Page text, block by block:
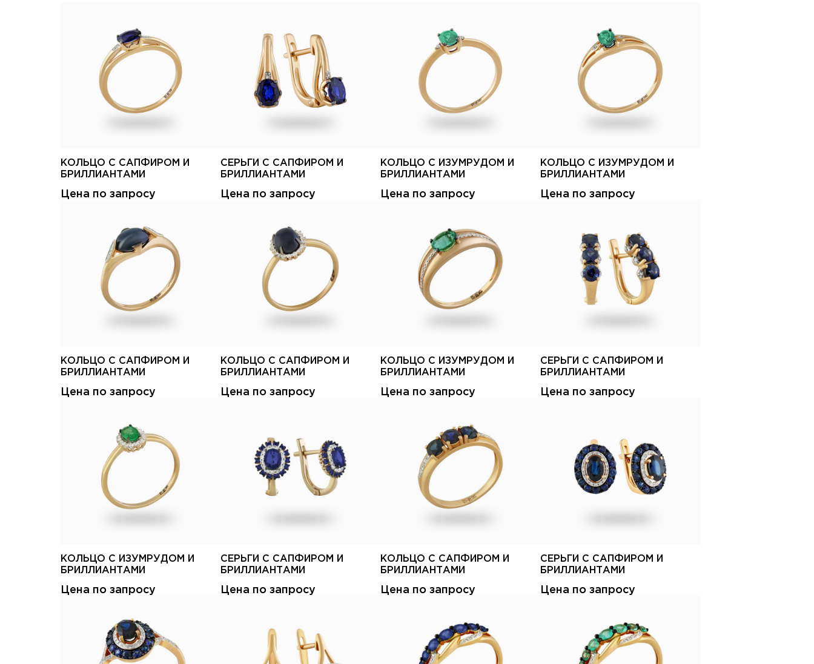
КОЛЬЦО С САПФИРОМ И
БРИЛЛИАНТАМИ
Цена по запросу
СЕРЬГИ С САПФИРОМ И
БРИЛЛИАНТАМИ
Цена по запросу
КОЛЬЦО С ИЗУМРУДОМ И
БРИЛЛИАНТАМИ
Цена по запросу
КОЛЬЦО С ИЗУМРУДОМ И
БРИЛЛИАНТАМИ
Цена по запросу
КОЛЬЦО С САПФИРОМ И
БРИЛЛИАНТАМИ
Цена по запросу
КОЛЬЦО С САПФИРОМ И
БРИЛЛИАНТАМИ
Цена по запросу
КОЛЬЦО С ИЗУМРУДОМ И
БРИЛЛИАНТАМИ
Цена по запросу
СЕРЬГИ С САПФИРОМ И
БРИЛЛИАНТАМИ
Цена по запросу
КОЛЬЦО С ИЗУМРУДОМ И
БРИЛЛИАНТАМИ
Цена по запросу
СЕРЬГИ С САПФИРОМ И
БРИЛЛИАНТАМИ
Цена по запросу
КОЛЬЦО С САПФИРОМ И
БРИЛЛИАНТАМИ
Цена по запросу
СЕРЬГИ С САПФИРОМ И
БРИЛЛИАНТАМИ
Цена по запросу